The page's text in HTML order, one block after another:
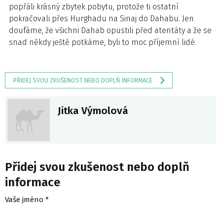
popřáli krásný zbytek pobytu, protože ti ostatní
pokračovali přes Hurghadu na Sinaj do Dahabu. Jen
doufáme, že všichni Dahab opustili před atentáty a že se
snad někdy ještě potkáme, byli to moc příjemní lidé.
PŘIDEJ SVOU ZKUŠENOST NEBO DOPLŇ INFORMACE
Jitka Výmolová
Přidej svou zkušenost nebo doplň
informace
Vaše jméno *